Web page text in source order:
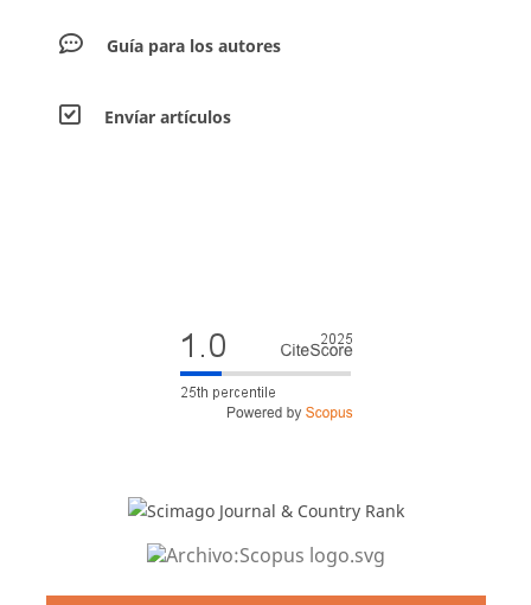
Guía para los autores
Envíar artículos